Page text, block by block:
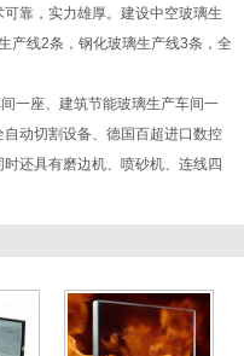
靠，实力雄厚。建设中空玻璃生
产线2条，钢化玻璃生产线3条，全
一座、建筑节能玻璃生产车间一
动切割设备、德国百超进口数控
还具有磨边机、喷砂机、连线四